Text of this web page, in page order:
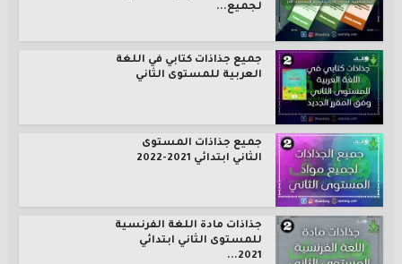
لجميع...
جميع جذاذات كتابي في اللغة
العربية للمستوى الثاني
جميع جذاذات المستوى
الثاني ابتدائي 2021-2022
جذاذات مادة اللغة الفرنسية
للمستوى الثاني ابتدائي
2021...